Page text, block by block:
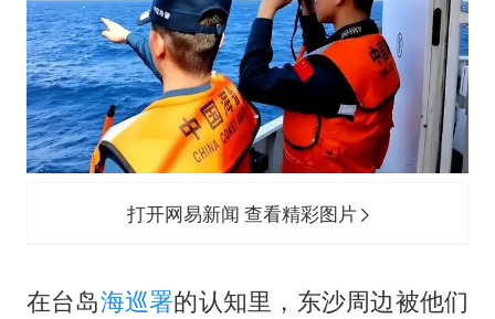
打开网易新闻 查看精彩图片
在台岛海巡署的认知里，东沙周边被他们